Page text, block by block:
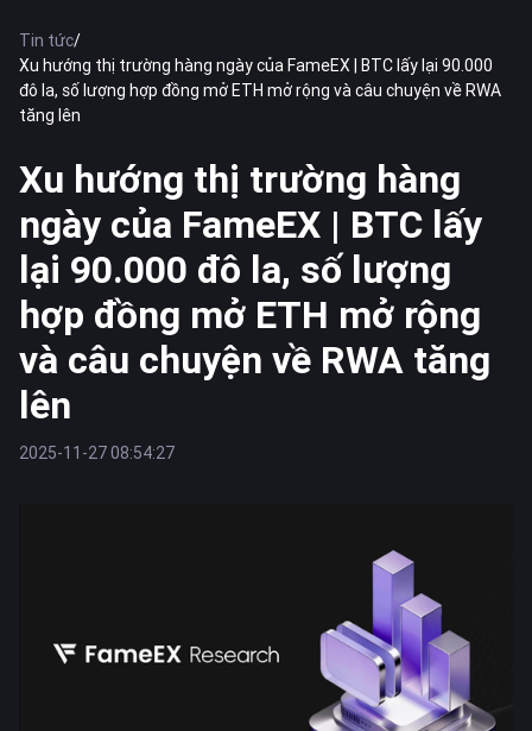
Tin tức/
Xu hướng thị trường hàng ngày của FameEX | BTC lấy lại 90.000
đô la, số lượng hợp đồng mở ETH mở rộng và câu chuyện về RWA
tăng lên
Xu hướng thị trường hàng
ngày của FameEX | BTC lấy
lại 90.000 đô la, số lượng
hợp đồng mở ETH mở rộng
và câu chuyện về RWA tăng
lên
2025-11-27 08:54:27